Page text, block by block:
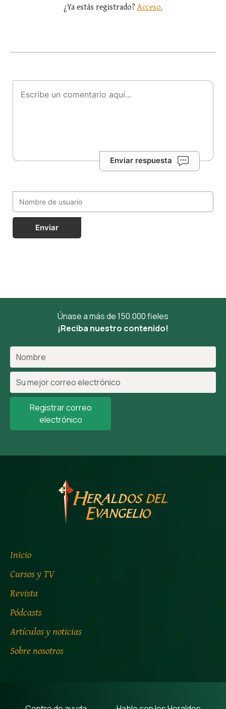
¿Ya estás registrado? Acceso.
Enviar respuesta
Enviar
Únase a más de 150.000 fieles
¡Reciba nuestro contenido!
Registrar correo
electrónico
Inicio
Cursos y TV
Revista
Pódcasts
Artículos y noticias
Sobre nosotros